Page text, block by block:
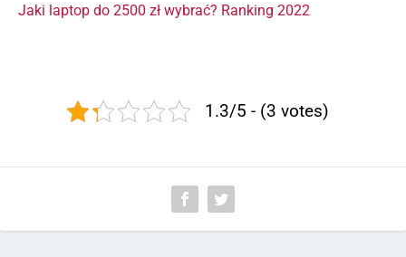
Jaki laptop do 2500 zł wybrać? Ranking 2022
1.3/5 - (3 votes)